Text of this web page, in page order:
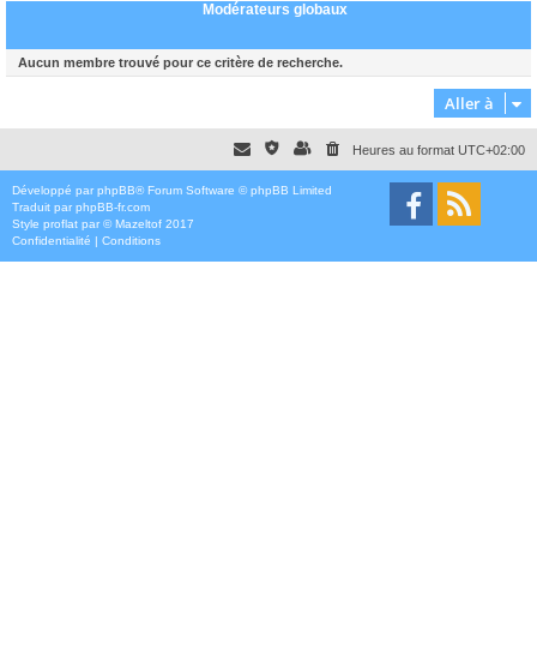
Modérateurs globaux
Aucun membre trouvé pour ce critère de recherche.
Aller à
Heures au format UTC+02:00
Développé par phpBB® Forum Software © phpBB Limited
Traduit par phpBB-fr.com
Style proflat par ©Mazeltof 2017
Confidentialité | Conditions